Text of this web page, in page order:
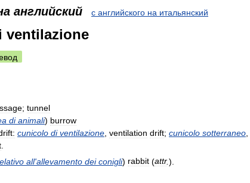
английский с английского на итальянский
ventilazione
; tunnel
di animali) burrow
cunicolo di ventilazione ventilation drift; cunicolo sotterraneo
all'allevamento dei conigli) rabbit (attr.).